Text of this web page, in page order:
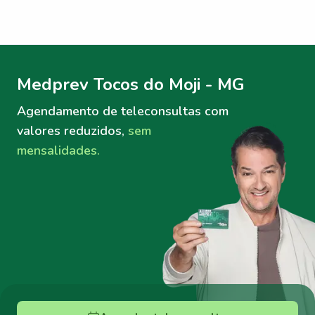
Medprev Tocos do Moji - MG
Agendamento de teleconsultas com
valores reduzidos, sem
mensalidades.